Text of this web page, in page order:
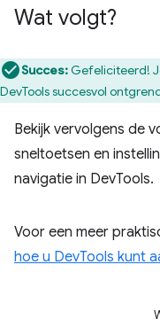
Wat volgt?
Succes:Gefeliciteerd!
DevTools succesvol
Bekijk vervolgens de
sneltoetsen en
navigatie in DevTools.
Voor een meer
hoe u DevTools kunt